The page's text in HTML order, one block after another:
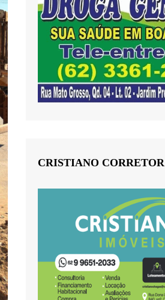
CRISTIANO CORRETOR